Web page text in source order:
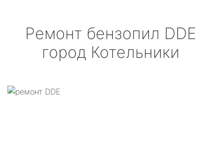
Ремонт бензопил DDE
город Котельники